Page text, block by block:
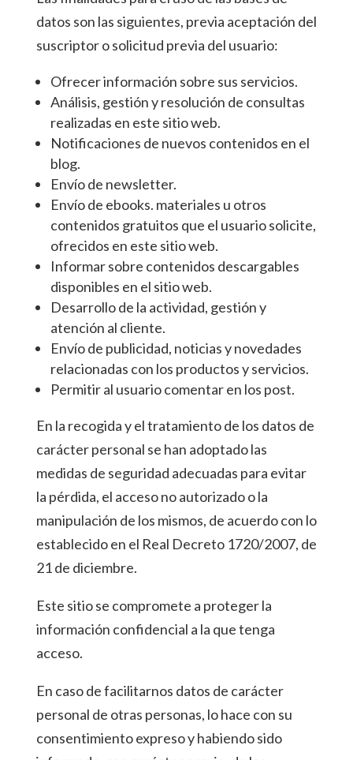
datos son las siguientes, previa aceptación del
suscriptor o solicitud previa del usuario:
Ofrecer información sobre sus servicios.
Análisis, gestión y resolución de consultas
realizadas en este sitio web.
Notificaciones de nuevos contenidos en el
blog.
Envío de newsletter.
Envío de ebooks. materiales u otros
contenidos gratuitos que el usuario solicite,
ofrecidos en este sitio web.
Informar sobre contenidos descargables
disponibles en el sitio web.
Desarrollo de la actividad, gestión y
atención al cliente.
Envío de publicidad, noticias y novedades
relacionadas con los productos y servicios.
Permitir al usuario comentar en los post.
En la recogida y el tratamiento de los datos de
carácter personal se han adoptado las
medidas de seguridad adecuadas para evitar
la pérdida, el acceso no autorizado o la
manipulación de los mismos, de acuerdo con lo
establecido en el Real Decreto 1720/2007, de
21 de diciembre.
Este sitio se compromete a proteger la
información confidencial a la que tenga
acceso.
En caso de facilitarnos datos de carácter
personal de otras personas, lo hace con su
consentimiento expreso y habiendo sido